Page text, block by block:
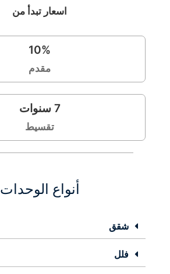
اسعار تبدأ من
10%
مقدم
7 سنوات
تقسيط
أنواع الوحدات
شقق
فلل